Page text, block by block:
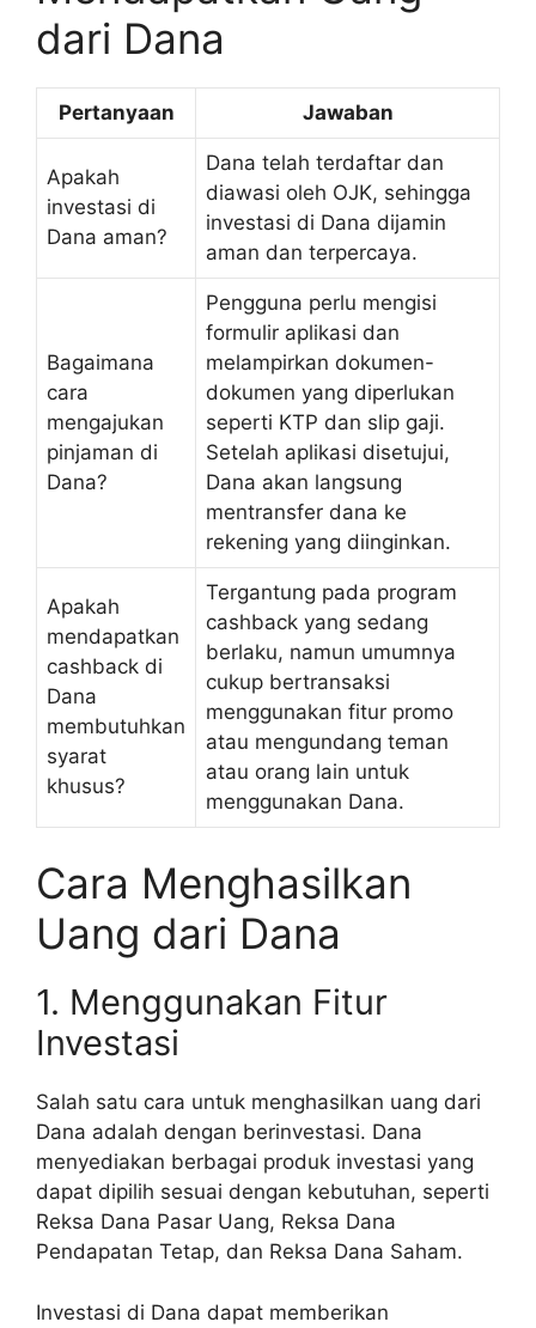
dari Dana
Pertanyaan Jawaban
Apakah
investasi di
Dana aman?
Dana telah terdaftar dan
diawasi oleh OJK, sehingga
investasi di Dana dijamin
aman dan terpercaya.
Bagaimana
cara
mengajukan
pinjaman di
Dana?
Pengguna perlu mengisi
formulir aplikasi dan
melampirkan dokumen-
dokumen yang diperlukan
seperti KTP dan slip gaji.
Setelah aplikasi disetujui,
Dana akan langsung
mentransfer dana ke
rekening yang diinginkan.
Apakah
mendapatkan
cashback di
Dana
membutuhkan
syarat
khusus?
Tergantung pada program
cashback yang sedang
berlaku, namun umumnya
cukup bertransaksi
menggunakan fitur promo
atau mengundang teman
atau orang lain untuk
menggunakan Dana.
Cara Menghasilkan
Uang dari Dana
1. Menggunakan Fitur
Investasi
Salah satu cara untuk menghasilkan uang dari
Dana adalah dengan berinvestasi. Dana
menyediakan berbagai produk investasi yang
dapat dipilih sesuai dengan kebutuhan, seperti
Reksa Dana Pasar Uang, Reksa Dana
Pendapatan Tetap, dan Reksa Dana Saham.
Investasi di Dana dapat memberikan